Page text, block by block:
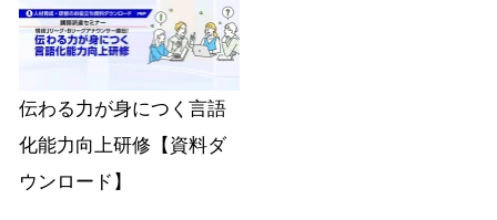
伝わる力が身につく言語
化能力向上研修【資料ダ
ウンロード】